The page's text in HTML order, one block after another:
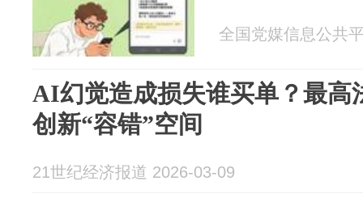
全国党媒信息公共
AI幻觉造成损失谁买单？最高
创新“容错”空间
21世纪经济报道 2026-03-09